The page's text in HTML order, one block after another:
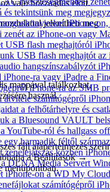
tekintsünk meg
iPhone-
az iPhone-on vagy
USB flash meghajtóról
USB flash meghajtót
hangszínszabályzót
ra vagy iPadre a
iPhone-ra az SMB
számítógépről
a felhőtárhelyre és
a Bluesound VAULT
YouTube-ról és hallgass
egy harmadik féltől
közben
DLNA Media Servert
iPhone-on a WD My
számítógépről
való hozzáadás előtt.
jelenítheti meg
mappával találkozhat,
használ.
fájl alapértelmezés
a Beállítások →